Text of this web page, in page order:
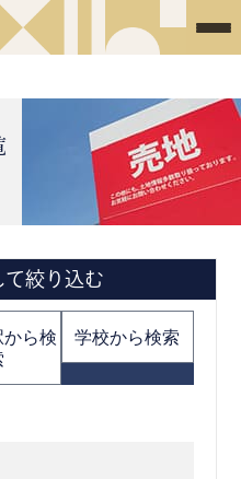
て絞り込む
ら検
学校から検索